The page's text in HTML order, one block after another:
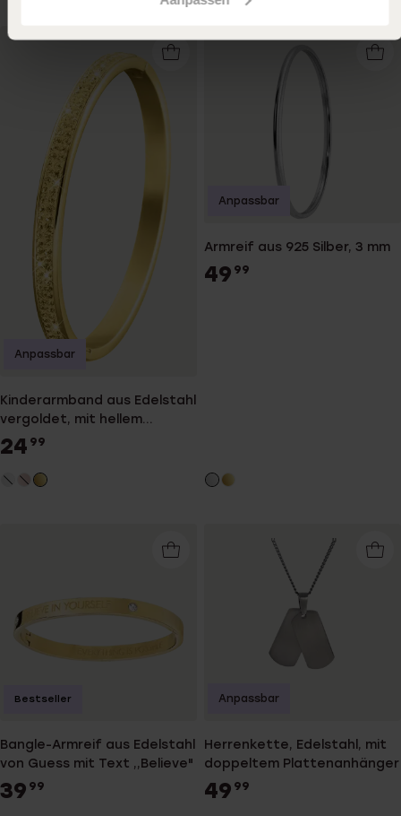
Kinderarmband aus Edelstahl
vergoldet, mit hellem
Coloradokristall
24 99
Anpassbar
Armreif aus 925 Silber, 3 mm
49 99
Anpassbar
Bangle-Armreif aus Edelstahl
von Guess mit Text ,,Believe"
39 99
Bestseller
Herrenkette, Edelstahl, mit
doppeltem Plattenanhänger
49 99
Anpassbar